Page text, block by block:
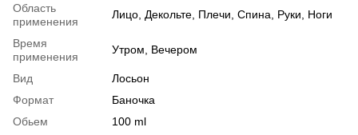
Область
применения
Лицо, Декольте, Плечи, Спина, Руки, Ноги
Время
применения
Утром, Вечером
Вид
Лосьон
Формат
Баночка
Обьем
100 ml